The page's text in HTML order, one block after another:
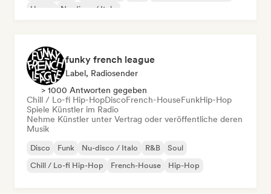
House
Nu-disco / Italo
funky french league
Label, Radiosender
> 1000 Antworten gegeben
Chill / Lo-fi Hip-HopDiscoFrench-HouseFunkHip-Hop
Spiele Künstler im Radio
Nehme Künstler unter Vertrag oder veröffentliche deren
Musik
Disco Funk Nu-disco / Italo R&B
Soul
Chill / Lo-fi Hip-Hop
French-House Hip-Hop